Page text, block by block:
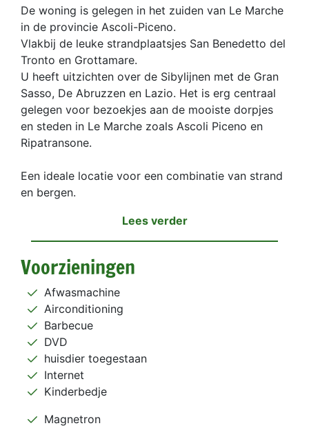
De woning is gelegen in het zuiden van Le Marche
in de provincie Ascoli-Piceno.
Vlakbij de leuke strandplaatsjes San Benedetto del
Tronto en Grottamare.
U heeft uitzichten over de Sibylijnen met de Gran
Sasso, De Abruzzen en Lazio. Het is erg centraal
gelegen voor bezoekjes aan de mooiste dorpjes
en steden in Le Marche zoals Ascoli Piceno en
Ripatransone.
Een ideale locatie voor een combinatie van strand
en bergen.
Lees verder
Voorzieningen
Afwasmachine
Airconditioning
Barbecue
DVD
huisdier toegestaan
Internet
Kinderbedje
Magnetron